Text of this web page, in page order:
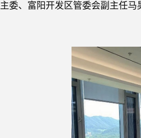
主委、富阳开发区管委会副主任